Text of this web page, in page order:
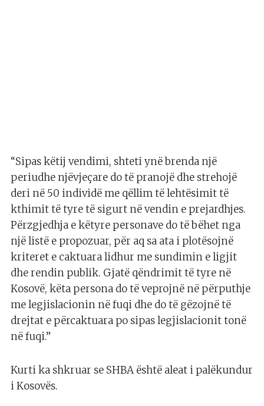
“Sipas këtij vendimi, shteti ynë brenda një
periudhe njëvjeçare do të pranojë dhe strehojë
deri në 50 individë me qëllim të lehtësimit të
kthimit të tyre të sigurt në vendin e prejardhjes.
Përzgjedhja e këtyre personave do të bëhet nga
një listë e propozuar, për aq sa ata i plotësojnë
kriteret e caktuara lidhur me sundimin e ligjit
dhe rendin publik. Gjatë qëndrimit të tyre në
Kosovë, këta persona do të veprojnë në përputhje
me legjislacionin në fuqi dhe do të gëzojnë të
drejtat e përcaktuara po sipas legjislacionit tonë
në fuqi.”
Kurti ka shkruar se SHBA është aleat i palëkundur
i Kosovës.